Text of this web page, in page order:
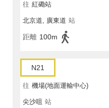
往 紅磡站
北京道, 廣東道 站
距離 100m
N21
往 機場(地面運輸中心)
尖沙咀 站